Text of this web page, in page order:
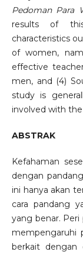
Pedoman Para
results of
characteristics
of women,
effective
men, and (4)
study is
involved with
ABSTRAK
Kefahaman
dengan
ini hanya akan
cara pandang
yang benar.
mempengaruhi
berkait dengan